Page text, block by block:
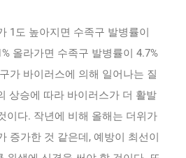
1도 높아지면 수족구 발병률이
올라가면 수족구 발병률이 4.7%
가 바이러스에 의해 일어나는 질
상승에 따라 바이러스가 더 활발
이다. 작년에 비해 올해는 더위가
증가한 것 같은데, 예방이 최선이